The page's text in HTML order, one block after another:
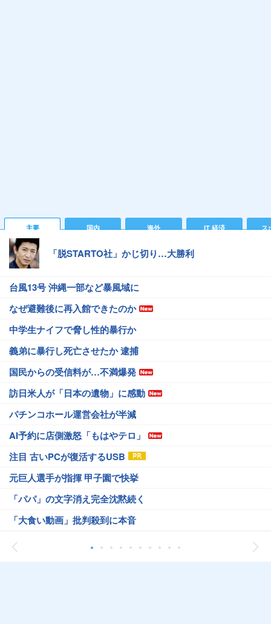
主要 国内 海外 IT 経済 ス
「脱STARTO社」かじ切り…大勝利
台風13号 沖縄一部など暴風域に
なぜ避難後に再入館できたのか
中学生ナイフで脅し性的暴行か
義弟に暴行し死亡させたか 逮捕
国民からの受信料が…不満爆発
訪日米人が「日本の遺物」に感動
パチンコホール運営会社が半減
AI予約に店側激怒「もはやテロ」
注目 古いPCが復活するUSB
元巨人選手が指揮 甲子園で快挙
「パパ」の文字消え完全沈黙続く
「大食い動画」批判殺到に本音